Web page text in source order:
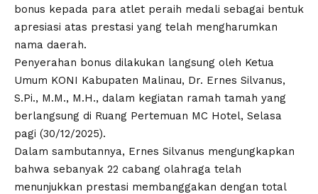
bonus kepada para atlet peraih medali sebagai bentuk
apresiasi atas prestasi yang telah mengharumkan
nama daerah.
Penyerahan bonus dilakukan langsung oleh Ketua
Umum KONI Kabupaten Malinau, Dr. Ernes Silvanus,
S.Pi., M.M., M.H., dalam kegiatan ramah tamah yang
berlangsung di Ruang Pertemuan MC Hotel, Selasa
pagi (30/12/2025).
Dalam sambutannya, Ernes Silvanus mengungkapkan
bahwa sebanyak 22 cabang olahraga telah
menunjukkan prestasi membanggakan dengan total